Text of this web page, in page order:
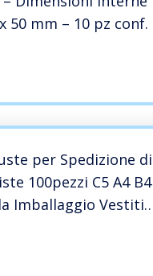
50 mm – 10 pz conf.
per Spedizione di
100pezzi C5 A4 B4
Imballaggio Vestiti
Sacchetti